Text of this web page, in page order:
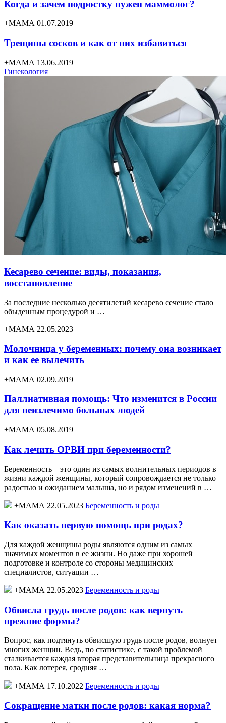
Когда и зачем подростку нужен маммолог?
+МАМА 01.07.2019
Трещины сосков и как от них избавиться
+МАМА 13.06.2019
Гинекология
Кесарево сечение: виды, показания,
восстановление
За последние несколько десятилетий кесарево сечение стало
обыденным процедурой и …
+МАМА 22.05.2023
Молочница у беременных: почему она возникает
и как ее вылечить
+МАМА 02.09.2019
Паллиативная помощь: Что изменится в России
для неизлечимо больных людей
+МАМА 05.08.2019
Как лечить ОРВИ при беременности?
Беременность – это один из самых волнительных периодов в
жизни каждой женщины, который сопровождается не только
радостью и ожиданием малыша, но и рядом изменений в …
+МАМА 22.05.2023 Беременность и роды
Как оказать первую помощь при родах?
Для каждой женщины роды являются одним из самых
значимых моментов в ее жизни. Но даже при хорошей
подготовке и контроле со стороны медицинских
специалистов, ситуации …
+МАМА 22.05.2023 Беременность и роды
Обвисла грудь после родов: как вернуть
прежние формы?
Вопрос, как подтянуть обвисшую грудь после родов, волнует
многих женщин. Ведь, по статистике, с такой проблемой
сталкивается каждая вторая представительница прекрасного
пола. Как лотерея, сродняя …
+МАМА 17.10.2022 Беременность и роды
Сокращение матки после родов: какая норма?